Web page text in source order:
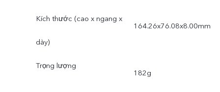
Kích thước (cao x ngang x
dày)
164.26x76.08x8.00mm
Trọng lượng
182g